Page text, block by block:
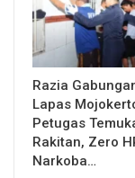
Razia
Lapas
Petugas
Rakitan, Zero
Narkoba…